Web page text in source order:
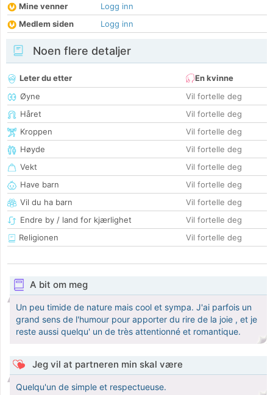
Mine venner
Logg inn
Medlem siden
Logg inn
Noen flere detaljer
Leter du etter
En kvinne
Øyne
Vil fortelle deg
Håret
Vil fortelle deg
Kroppen
Vil fortelle deg
Høyde
Vil fortelle deg
Vekt
Vil fortelle deg
Have barn
Vil fortelle deg
Vil du ha barn
Vil fortelle deg
Endre by / land for kjærlighet
Vil fortelle deg
Religionen
Vil fortelle deg
A bit om meg
Un peu timide de nature mais cool et sympa. J'ai parfois un
grand sens de l'humour pour apporter du rire de la joie , et je
reste aussi quelqu' un de très attentionné et romantique.
Jeg vil at partneren min skal være
Quelqu'un de simple et respectueuse.